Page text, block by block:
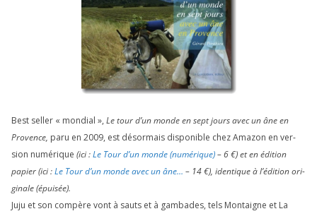
Best sel­ler « mon­dial », Le tour d’un monde en sept jours avec un âne en
Provence, paru en 2009, est désor­mais dis­po­nible chez Amazon en ver­
sion numé­rique (ici :Le Tour d’un monde (numé­rique)–6€) et en édi­tion
papier (ici :Le Tour d’un monde avec un âne… – 14€), iden­tique à l’é­di­tion ori­
gi­nale (épui­sée).
Juju et son com­père vont à sauts et à gam­bades, tels Montaigne et La